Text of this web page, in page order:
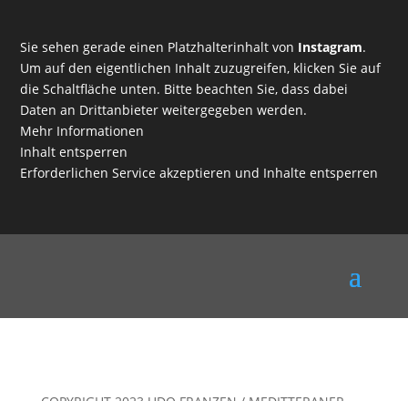
Sie sehen gerade einen Platzhalterinhalt von Instagram.
Um auf den eigentlichen Inhalt zuzugreifen, klicken Sie auf
die Schaltfläche unten. Bitte beachten Sie, dass dabei
Daten an Drittanbieter weitergegeben werden.
Mehr Informationen
Inhalt entsperren
Erforderlichen Service akzeptieren und Inhalte entsperren